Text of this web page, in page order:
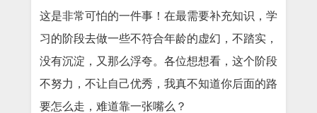
这是非常可怕的一件事！在最需要补充知识，学
习的阶段去做一些不符合年龄的虚幻，不踏实，
没有沉淀，又那么浮夸。各位想想看，这个阶段
不努力，不让自己优秀，我真不知道你后面的路
要怎么走，难道靠一张嘴么？